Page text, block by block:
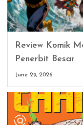
Review Komik
Penerbit Besar
June 29, 2026